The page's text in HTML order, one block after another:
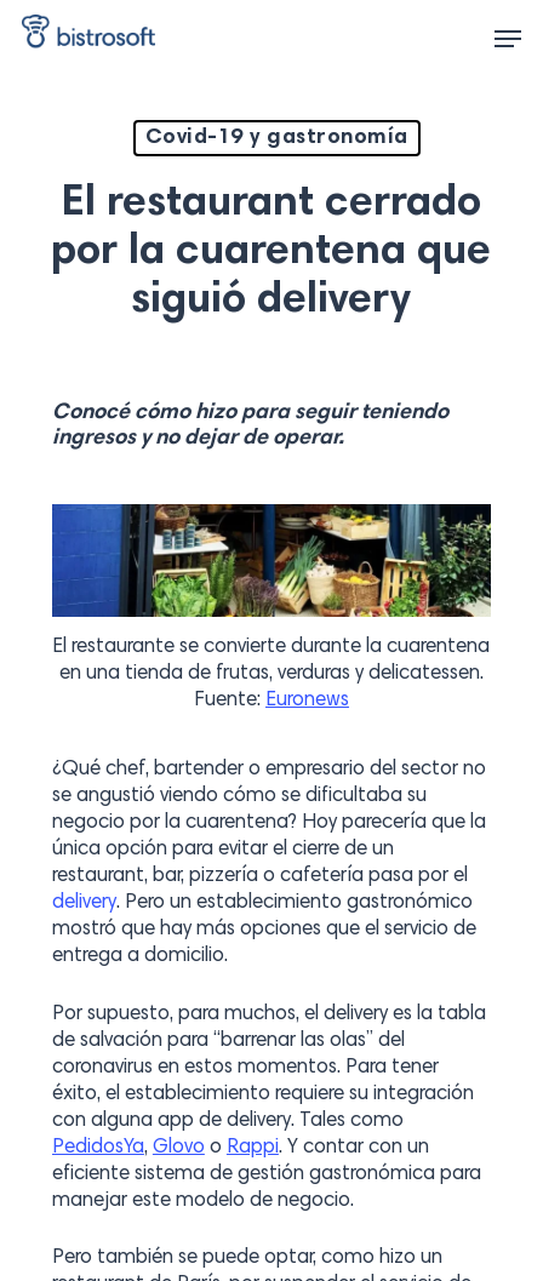
Skip
Covid-19 y gastronomía
El restaurant cerrado
por la cuarentena que
siguió delivery
Conocé cómo hizo para seguir teniendo
ingresos y no dejar de operar.
El restaurante se convierte durante la cuarentena
en una tienda de frutas, verduras y delicatessen.
Fuente: Euronews
¿Qué chef, bartender o empresario del sector no
se angustió viendo cómo se dificultaba su
negocio por la cuarentena? Hoy parecería que la
única opción para evitar el cierre de un
restaurant, bar, pizzería o cafetería pasa por el
delivery. Pero un establecimiento gastronómico
mostró que hay más opciones que el servicio de
entrega a domicilio.
Por supuesto, para muchos, el delivery es la tabla
de salvación para “barrenar las olas” del
coronavirus en estos momentos. Para tener
éxito, el establecimiento requiere su integración
con alguna app de delivery. Tales como
PedidosYa, Glovo o Rappi. Y contar con un
eficiente sistema de gestión gastronómica para
manejar este modelo de negocio.
Pero también se puede optar, como hizo un